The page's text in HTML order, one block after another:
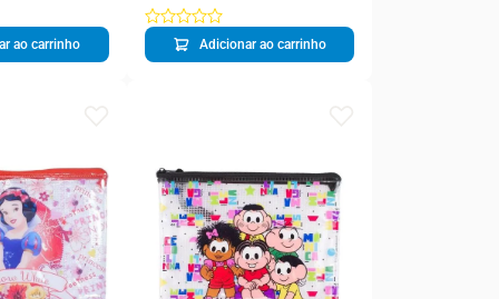
ao carrinho Adicionar ao carrinho